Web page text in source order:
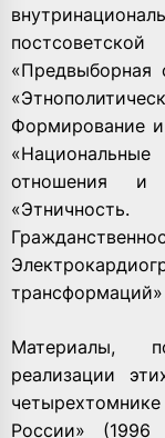
«Предвыборная
Формирование
отношения и
Материалы,
реализации
России»